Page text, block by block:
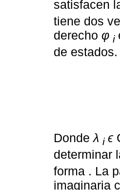
satisfacen
tiene dos
derecho φ i
de
Dondeλ i ϵ
determinar
forma . La
imaginaria